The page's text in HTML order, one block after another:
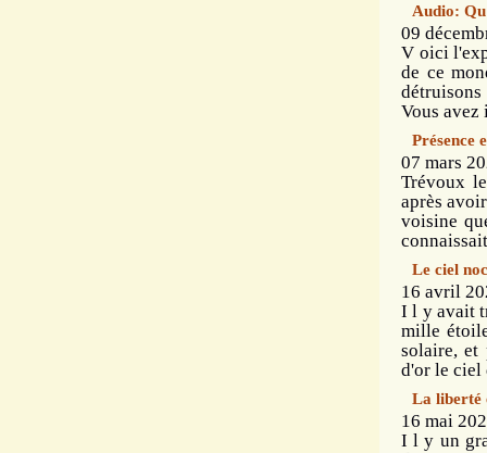
Audio:
09
V oici
de ce
Vous
Présence
07 mars
Trévoux
après
voisine
Le ciel
16 avril
I l y avait
mille
solaire, et
d'or le ciel
La liberté
16 mai
I l y un